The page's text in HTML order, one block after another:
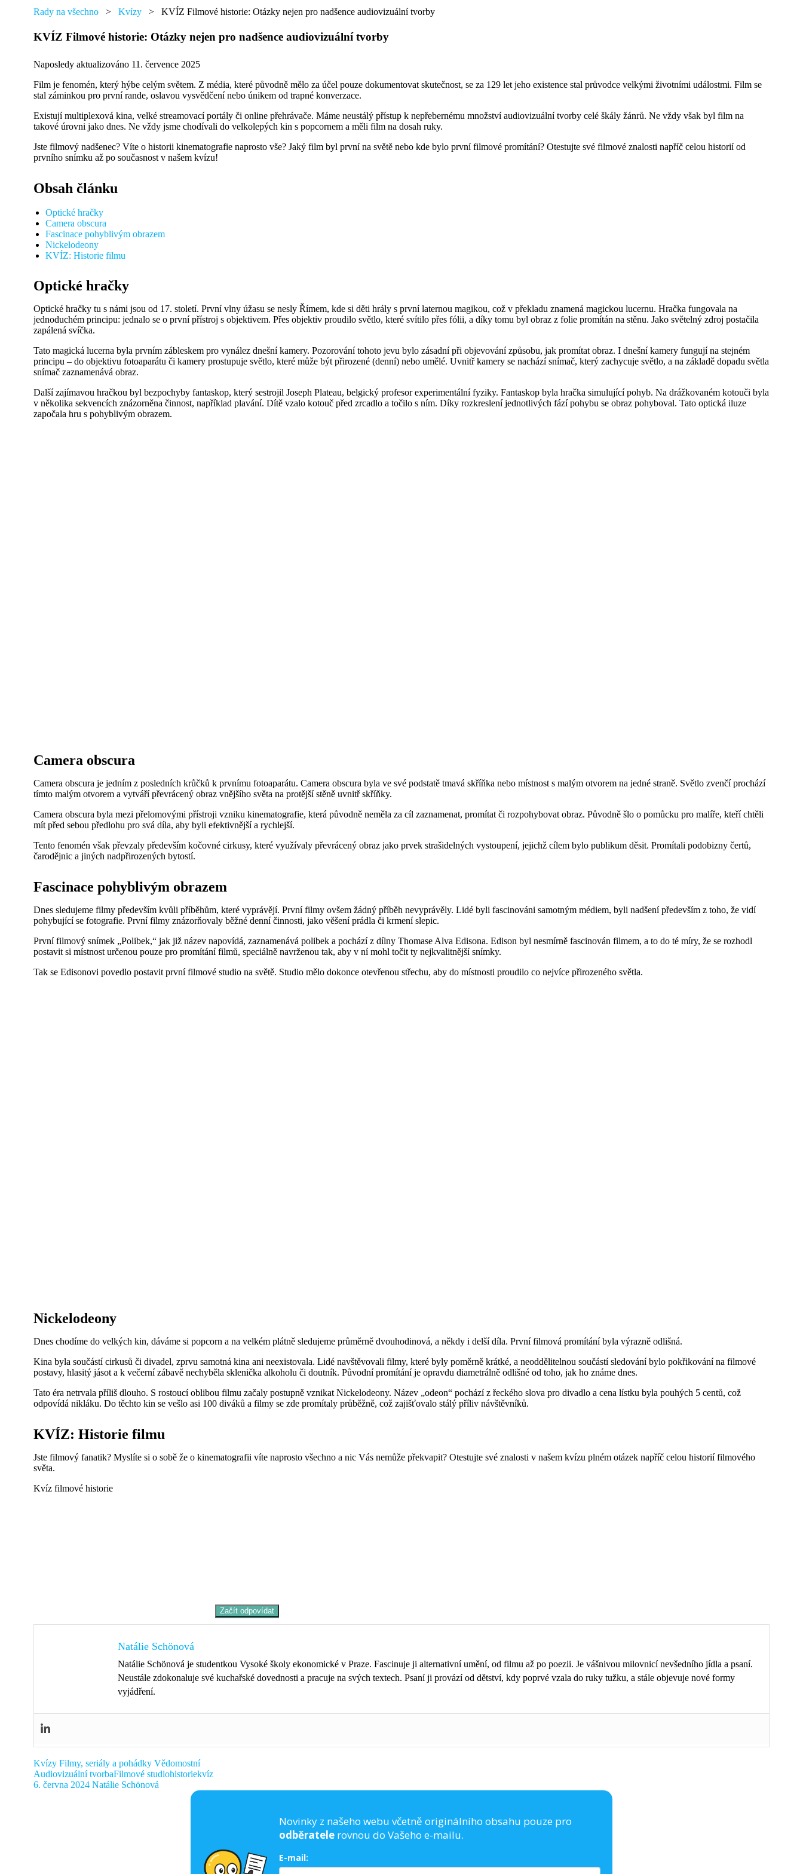
každého
Rady na všechno > Kvízy > KVÍZ Filmové historie: Otázky nejen pro nadšence audiovizuální tvorby
KVÍZ Filmové historie: Otázky nejen pro nadšence audiovizuální tvorby
Naposledy aktualizováno 11. července 2025
Film je fenomén, který hýbe celým světem. Z média, které původně mělo za účel pouze dokumentovat skutečnost, se za 129 let jeho existence stal průvodce velkými životními událostmi. Film se
stal záminkou pro první rande, oslavou vysvědčení nebo únikem od trapné konverzace.
Existují multiplexová kina, velké streamovací portály či online přehrávače. Máme neustálý přístup k nepřebernému množství audiovizuální tvorby celé škály žánrů. Ne vždy však byl film na
takové úrovni jako dnes. Ne vždy jsme chodívali do velkolepých kin s popcornem a měli film na dosah ruky.
Jste filmový nadšenec? Víte o historii kinematografie naprosto vše? Jaký film byl první na světě nebo kde bylo první filmové promítání? Otestujte své filmové znalosti napříč celou historií od
prvního snímku až po současnost v našem kvízu!
Obsah článku
Optické hračky
Camera obscura
Fascinace pohyblivým obrazem
Nickelodeony
KVÍZ: Historie filmu
Optické hračky
Optické hračky tu s námi jsou od 17. století. První vlny úžasu se nesly Římem, kde si děti hrály s první laternou magikou, což v překladu znamená magickou lucernu. Hračka fungovala na
jednoduchém principu: jednalo se o první přístroj s objektivem. Přes objektiv proudilo světlo, které svítilo přes fólii, a díky tomu byl obraz z folie promítán na stěnu. Jako světelný zdroj postačila
zapálená svíčka.
Tato magická lucerna byla prvním zábleskem pro vynález dnešní kamery. Pozorování tohoto jevu bylo zásadní při objevování způsobu, jak promítat obraz. I dnešní kamery fungují na stejném
principu – do objektivu fotoaparátu či kamery prostupuje světlo, které může být přirozené (denní) nebo umělé. Uvnitř kamery se nachází snímač, který zachycuje světlo, a na základě dopadu světla
snímač zaznamenává obraz.
Další zajímavou hračkou byl bezpochyby fantaskop, který sestrojil Joseph Plateau, belgický profesor experimentální fyziky. Fantaskop byla hračka simulující pohyb. Na drážkovaném kotouči byla
v několika sekvencích znázorněna činnost, například plavání. Dítě vzalo kotouč před zrcadlo a točilo s ním. Díky rozkreslení jednotlivých fází pohybu se obraz pohyboval. Tato optická iluze
započala hru s pohyblivým obrazem.
Camera obscura
Camera obscura je jedním z posledních krůčků k prvnímu fotoaparátu. Camera obscura byla ve své podstatě tmavá skříňka nebo místnost s malým otvorem na jedné straně. Světlo zvenčí prochází
tímto malým otvorem a vytváří převrácený obraz vnějšího světa na protější stěně uvnitř skříňky.
Camera obscura byla mezi přelomovými přístroji vzniku kinematografie, která původně neměla za cíl zaznamenat, promítat či rozpohybovat obraz. Původně šlo o pomůcku pro malíře, kteří chtěli
mít před sebou předlohu pro svá díla, aby byli efektivnější a rychlejší.
Tento fenomén však převzaly především kočovné cirkusy, které využívaly převrácený obraz jako prvek strašidelných vystoupení, jejichž cílem bylo publikum děsit. Promítali podobizny čertů,
čarodějnic a jiných nadpřirozených bytostí.
Fascinace pohyblivým obrazem
Dnes sledujeme filmy především kvůli příběhům, které vyprávějí. První filmy ovšem žádný příběh nevyprávěly. Lidé byli fascinováni samotným médiem, byli nadšení především z toho, že vidí
pohybující se fotografie. První filmy znázorňovaly běžné denní činnosti, jako věšení prádla či krmení slepic.
První filmový snímek „Polibek,“ jak již název napovídá, zaznamenává polibek a pochází z dílny Thomase Alva Edisona. Edison byl nesmírně fascinován filmem, a to do té míry, že se rozhodl
postavit si místnost určenou pouze pro promítání filmů, speciálně navrženou tak, aby v ní mohl točit ty nejkvalitnější snímky.
Tak se Edisonovi povedlo postavit první filmové studio na světě. Studio mělo dokonce otevřenou střechu, aby do místnosti proudilo co nejvíce přirozeného světla.
Nickelodeony
Dnes chodíme do velkých kin, dáváme si popcorn a na velkém plátně sledujeme průměrně dvouhodinová, a někdy i delší díla. První filmová promítání byla výrazně odlišná.
Kina byla součástí cirkusů či divadel, zprvu samotná kina ani neexistovala. Lidé navštěvovali filmy, které byly poměrně krátké, a neoddělitelnou součástí sledování bylo pokřikování na filmové
postavy, hlasitý jásot a k večerní zábavě nechyběla sklenička alkoholu či doutník. Původní promítání je opravdu diametrálně odlišné od toho, jak ho známe dnes.
Tato éra netrvala příliš dlouho. S rostoucí oblibou filmu začaly postupně vznikat Nickelodeony. Název „odeon“ pochází z řeckého slova pro divadlo a cena lístku byla pouhých 5 centů, což
odpovídá nikláku. Do těchto kin se vešlo asi 100 diváků a filmy se zde promítaly průběžně, což zajišťovalo stálý příliv návštěvníků.
KVÍZ: Historie filmu
Jste filmový fanatik? Myslíte si o sobě že o kinematografii víte naprosto všechno a nic Vás nemůže překvapit? Otestujte své znalosti v našem kvízu plném otázek napříč celou historií filmového
světa.
Kvíz filmové historie
Začít odpovídat
Natálie Schönová
Natálie Schönová je studentkou Vysoké školy ekonomické v Praze. Fascinuje ji alternativní umění, od filmu až po poezii. Je vášnivou milovnicí nevšedního jídla a psaní.
Neustále zdokonaluje své kuchařské dovednosti a pracuje na svých textech. Psaní ji provází od dětství, kdy poprvé vzala do ruky tužku, a stále objevuje nové formy
vyjádření.
Kvízy Filmy, seriály a pohádky Vědomostní
Audiovizuální tvorbaFilmové studiohistoriekvíz
6. června 2024 Natálie Schönová
Novinky z našeho webu včetně originálního obsahu pouze pro
odběratele rovnou do Vašeho e-mailu.
E-mail: